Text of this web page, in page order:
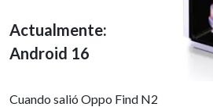
Actualmente:
Android 16
Cuando salió Oppo Find N2